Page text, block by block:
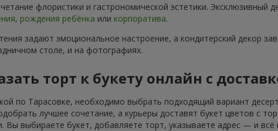
флористики и гастрономической эстетики. Эксклюзивный
, рождения ребёнка или корпоратива.
задают эмоциональное настроение, а кондитерский декор
столе, и на фотографиях.
торт к букету онлайн с
по Тарасовке, необходимо выбрать подходящий вариант
лучшее сочетание, а курьеры доставят букет цветов с
Вы выбираете букет, добавляете торт, указываете адрес — и всё